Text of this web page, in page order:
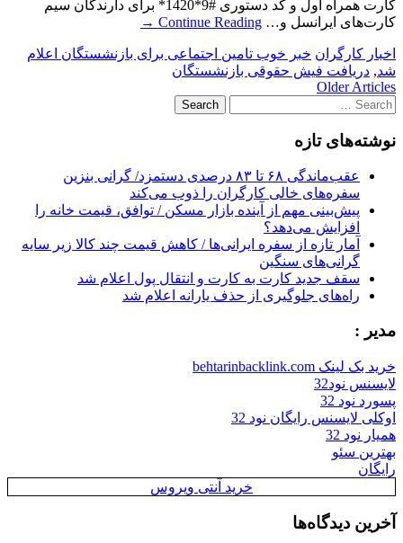
کارت همراه اول و کد دستوری #9*1420* برای دارندگان سیم
کارت‌های ایرانسل و… Continue Reading
→
اخبار کارگران خبر خوب تامین اجتماعی برای بازنشستگان اعلام
شد, دریافت فیش حقوقی بازنشستگان
Post
navigation
Older Articles
Search
for:
نوشته‌های تازه
عقب‌ماندگی ۶۸ تا ۸۳ درصدی دستمزد/ گرانی بنزین
سفره‌های خالی کارگران را ذوب می‌کند
پیش‌بینی مهم از آینده بازار مسکن / توافق، قیمت خانه را
افزایش می‌دهد؟
آمار تازه از سفره ایرانی‌ها / کاهش قیمت چند کالا زیر سایه
گرانی‌های سنگین
سقف جدید کارت به کارت و انتقال پول اعلام شد
راه‌های جلوگیری از حذف یارانه اعلام شد
مدیر :
خرید بک لینک behtarinbacklink.com
لایسنس نود32
پسورد نود 32
اوکلی لایسنس رایگان نود 32
همیار نود 32
بهترین سئو
رایگان
خرید آنتی ویروس
آخرین دیدگاه‌ها